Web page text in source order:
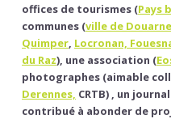
offices de tourismes (Pays
communes (ville de
Quimper, Locronan,
du Raz), une association (
photographes (aimable
Derennes, CRTB) , un
contribué à abonder de